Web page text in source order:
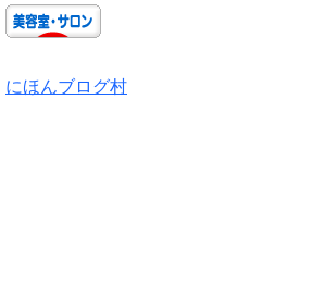
にほんブログ村